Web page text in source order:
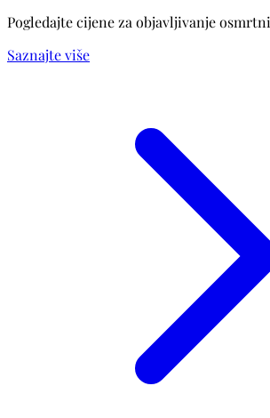
Pogledajte cijene za objavljivanje
Saznajte više